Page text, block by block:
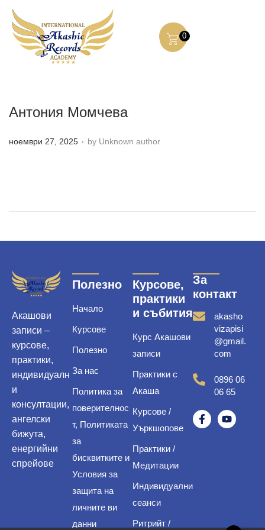
0
Антония Момчева
P
o
ноември 27, 2025 . by Unknown author
Акашови
записи –
курсове,
практики,
индивидуалн
и
консултации,
ангелски
бижута,
енергийни
спрейове
Полезно
Начало
Курсове
Полезно
За нас
Политика за
поверителнос
т, Политиката
за
бисквитките и
Условия за
защита на
личните ви
данни
Курсове,
практики
и събития
Курс Акашови
записи
Практики с
Акаша
Курсове /
Уъркшопове
Практики /
Медитации
Индивидуални
сеанси
Ритрийт /
За
контакт
akasho
vizapisi
@gmail.
com
0896 06
06 65